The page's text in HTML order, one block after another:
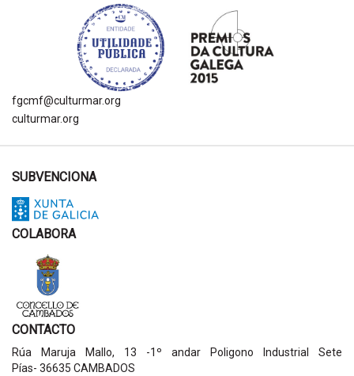
fgcmf@culturmar.org
culturmar.org
SUBVENCIONA
COLABORA
CONTACTO
Rúa Maruja Mallo, 13 -1º andar Poligono Industrial Sete
Pías- 36635 CAMBADOS